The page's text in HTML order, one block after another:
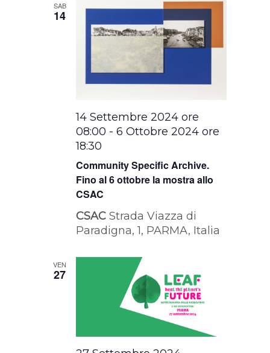
SAB
14
Community Specific Archive.
Fino al 6 ottobre la mostra allo
CSAC
14 Settembre 2024 ore
08:00 -6 Ottobre 2024 ore
18:30
CSACStrada Viazza di
Paradigna, 1, PARMA, Italia
VEN
27